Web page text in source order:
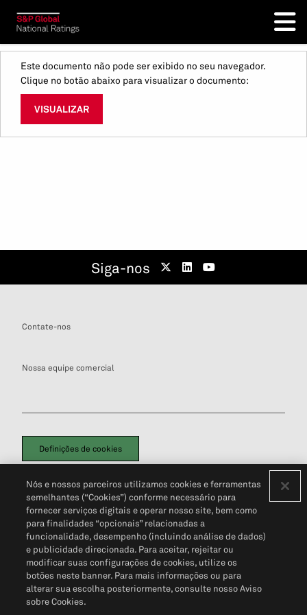
Este documento não pode ser exibido no seu navegador.
Clique no botão abaixo para visualizar o documento:
VISUALIZAR
Siga-nos
Contate-nos
Nossa equipe comercial
Definições de cookies
Política de PrivacidadePortal de privacidade do cliente (em inglês)
Não Venda Minhas Informações Pessoais© 2026 S&P Global
Nós e nossos parceiros utilizamos cookies e ferramentas
semelhantes (“Cookies”) conforme necessário para
fornecer serviços digitais e operar nosso site, bem como
para finalidades “opcionais” relacionadas a
funcionalidade, desempenho (incluindo análise de dados)
e publicidade direcionada. Para aceitar, rejeitar ou
modificar suas configurações de cookies, utilize os
botões neste banner. Para mais informações ou para
alterar sua escolha posteriormente, consulte nosso Aviso
sobre Cookies.